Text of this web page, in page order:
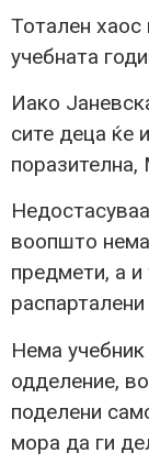
Тотален хаос
учебната
Иако
сите деца ќе
воопшто
предмети, а и
Нема
одделение,
поделени
мора да ги